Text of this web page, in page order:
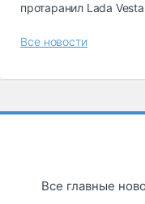
протаранил Lada Vesta
Все новости
Все главные